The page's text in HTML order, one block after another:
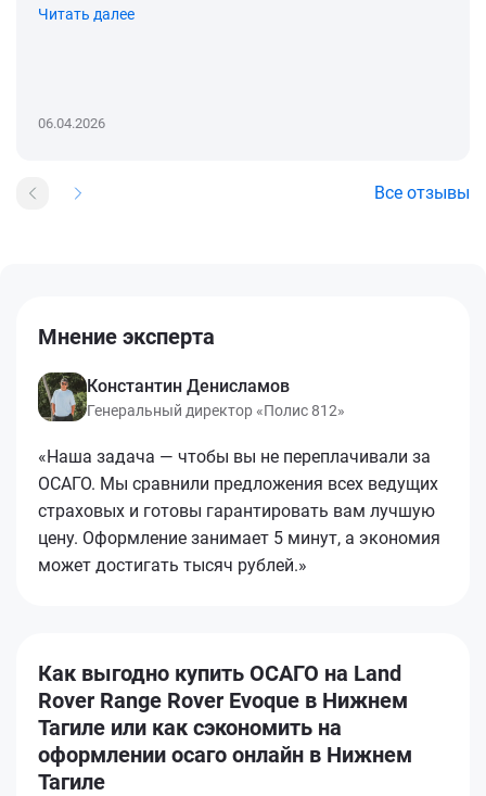
Читать далее
06.04.2026
Все отзывы
Мнение эксперта
Константин Денисламов
Генеральный директор «Полис 812»
«Наша задача — чтобы вы не переплачивали за
ОСАГО. Мы сравнили предложения всех ведущих
страховых и готовы гарантировать вам лучшую
цену. Оформление занимает 5 минут, а экономия
может достигать тысяч рублей.»
Как выгодно купить ОСАГО на Land
Rover Range Rover Evoque в Нижнем
Тагиле или как сэкономить на
оформлении осаго онлайн в Нижнем
Тагиле